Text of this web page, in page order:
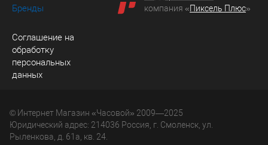
Бренды
Соглашение на
обработку
персональных
данных
компания «Пиксель Плюс»
© Интернет Магазин «Часовой» 2009—2025
Юридический адрес: 214036 Россия, г. Смоленск, ул.
Рыленкова, д. 61а, кв. 24.